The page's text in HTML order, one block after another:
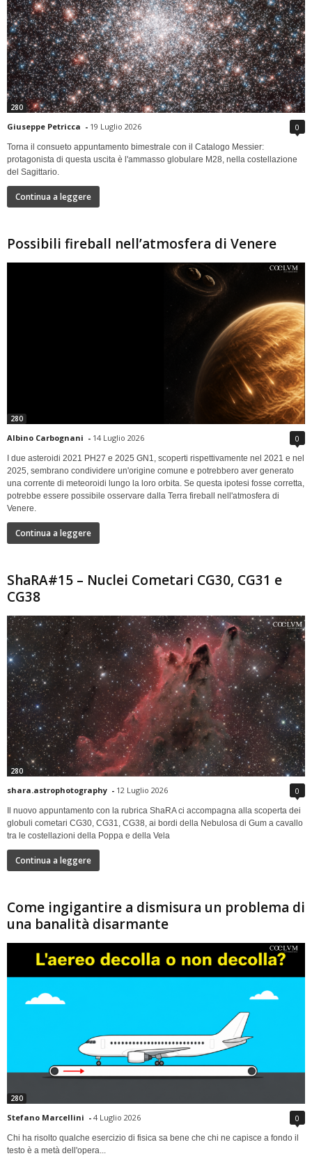
280
Giuseppe Petricca - 19 Luglio 2026 0
Torna il consueto appuntamento bimestrale con il Catalogo Messier:
protagonista di questa uscita è l'ammasso globulare M28, nella costellazione
del Sagittario.
Continua a leggere
Possibili fireball nell’atmosfera di Venere
280
Albino Carbognani - 14 Luglio 2026 0
I due asteroidi 2021 PH27 e 2025 GN1, scoperti rispettivamente nel 2021 e nel
2025, sembrano condividere un'origine comune e potrebbero aver generato
una corrente di meteoroidi lungo la loro orbita. Se questa ipotesi fosse corretta,
potrebbe essere possibile osservare dalla Terra fireball nell'atmosfera di
Venere.
Continua a leggere
ShaRA#15 – Nuclei Cometari CG30, CG31 e
CG38
280
shara.astrophotography - 12 Luglio 2026 0
Il nuovo appuntamento con la rubrica ShaRA ci accompagna alla scoperta dei
globuli cometari CG30, CG31, CG38, ai bordi della Nebulosa di Gum a cavallo
tra le costellazioni della Poppa e della Vela
Continua a leggere
Come ingigantire a dismisura un problema di
una banalità disarmante
280
Stefano Marcellini - 4 Luglio 2026 0
Chi ha risolto qualche esercizio di fisica sa bene che chi ne capisce a fondo il
testo è a metà dell'opera...